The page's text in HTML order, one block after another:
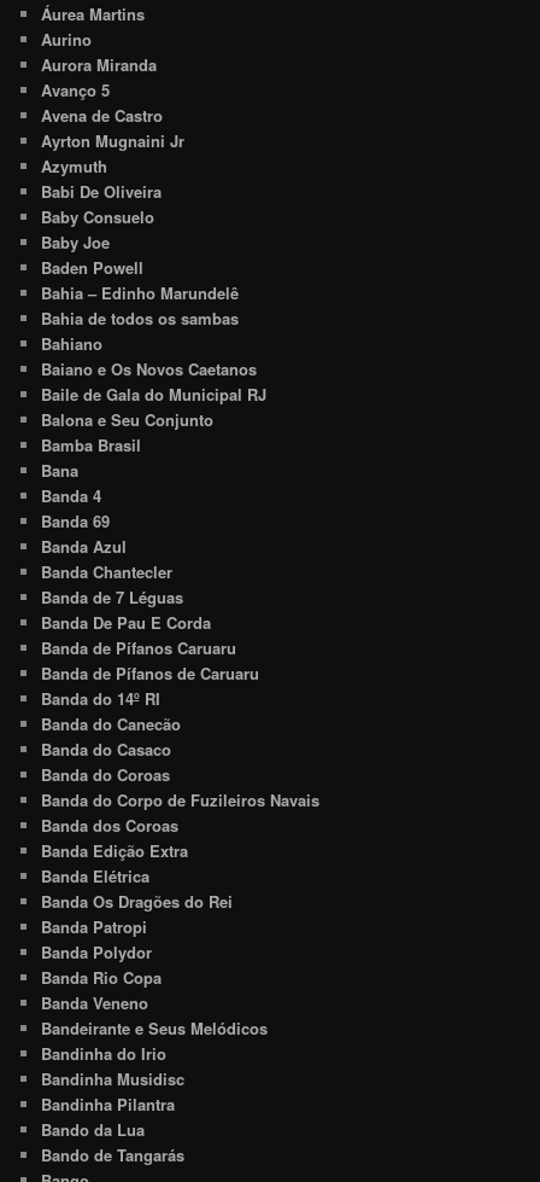
Áurea Martins
Aurino
Aurora Miranda
Avanço 5
Avena de Castro
Ayrton Mugnaini Jr
Azymuth
Babi De Oliveira
Baby Consuelo
Baby Joe
Baden Powell
Bahia – Edinho Marundelê
Bahia de todos os sambas
Bahiano
Baiano e Os Novos Caetanos
Baile de Gala do Municipal RJ
Balona e Seu Conjunto
Bamba Brasil
Bana
Banda 4
Banda 69
Banda Azul
Banda Chantecler
Banda de 7 Léguas
Banda De Pau E Corda
Banda de Pífanos Caruaru
Banda de Pífanos de Caruaru
Banda do 14º RI
Banda do Canecão
Banda do Casaco
Banda do Coroas
Banda do Corpo de Fuzileiros Navais
Banda dos Coroas
Banda Edição Extra
Banda Elétrica
Banda Os Dragões do Rei
Banda Patropi
Banda Polydor
Banda Rio Copa
Banda Veneno
Bandeirante e Seus Melódicos
Bandinha do Irio
Bandinha Musidisc
Bandinha Pilantra
Bando da Lua
Bando de Tangarás